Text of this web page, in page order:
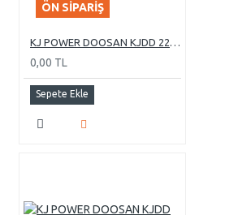
ÖN SIPARIŞ
KJ POWER DOOSAN KJDD 220 KVA OTOMATİK KABİNLİ DİZEL JENERATÖR
0,00 TL
Sepete Ekle